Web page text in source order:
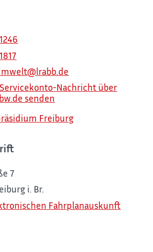
Nachricht über
senden
Freiburg
7
i. Br.
Fahrplanauskunft